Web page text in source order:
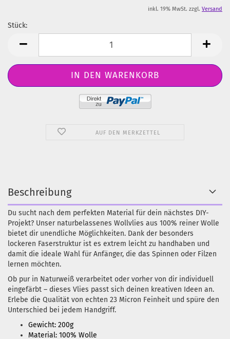
inkl. 19% MwSt. zzgl. Versand
Stück:
AUF DEN MERKZETTEL
Beschreibung
Du sucht nach dem perfekten Material für dein nächstes DIY-
Projekt? Unser naturbelassenes Wollvlies aus 100% reiner Wolle
bietet dir unendliche Möglichkeiten. Dank der besonders
lockeren Faserstruktur ist es extrem leicht zu handhaben und
damit die ideale Wahl für Anfänger, die das Spinnen oder Filzen
lernen möchten.
Ob pur in Naturweiß verarbeitet oder vorher von dir individuell
eingefärbt – dieses Vlies passt sich deinen kreativen Ideen an.
Erlebe die Qualität von echten 23 Micron Feinheit und spüre den
Unterschied bei jedem Handgriff.
Gewicht: 200g
Material: 100% Wolle